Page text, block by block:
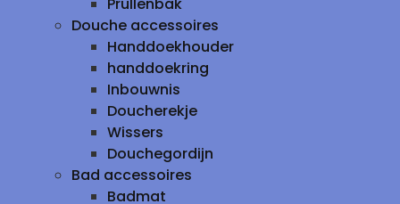
Douche accessoires
Handdoekhouder
handdoekring
Inbouwnis
Doucherekje
Wissers
Douchegordijn
Bad accessoires
Badmat